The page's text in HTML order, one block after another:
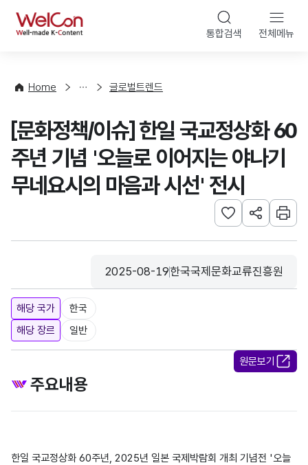
WelCon 통합검색 전체메뉴
Home
향
계
글로벌트렌드
[문화정책/이슈] 한일 국교정상화 60
주년 기념 '오늘로 이어지는 야나기
무네요시의 마음과 시선' 전시
관심사 등록하기
URL 공유하
인쇄
등록일
2025-08-19
수집기관
한국국제문화교류진흥원
해당 국가
한국
해당 장르
일반
원문보기
주요내용
한일 국교정상화 60주년, 2025년 일본 국제박람회 개최 기념전 '오늘